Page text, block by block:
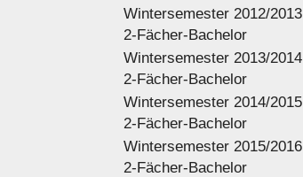
Wintersemester 2012/2013
2-Fächer-Bachelor
Wintersemester 2013/2014
2-Fächer-Bachelor
Wintersemester 2014/2015
2-Fächer-Bachelor
Wintersemester 2015/2016
2-Fächer-Bachelor